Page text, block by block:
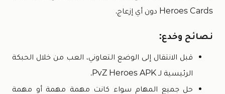
Heroes Cards دون أي إزعاج.
نصائح وخدع:
قبل الانتقال إلى الوضع التعاوني، العب من خلال الحبكة
الرئيسية لـ PvZ Heroes APK.
حل جميع المهام سواء كانت مهمة مهمة أو مهمة